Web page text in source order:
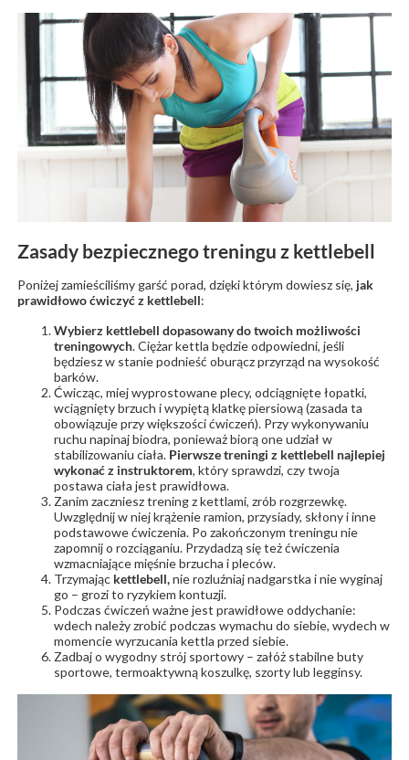
Zasady bezpiecznego treningu z kettlebell
Poniżej zamieściliśmy garść porad, dzięki którym dowiesz się, jak
prawidłowo ćwiczyć z kettlebell:
Wybierz kettlebell dopasowany do twoich możliwości
treningowych. Ciężar kettla będzie odpowiedni, jeśli
będziesz w stanie podnieść oburącz przyrząd na wysokość
barków.
Ćwicząc, miej wyprostowane plecy, odciągnięte łopatki,
wciągnięty brzuch i wypiętą klatkę piersiową (zasada ta
obowiązuje przy większości ćwiczeń). Przy wykonywaniu
ruchu napinaj biodra, ponieważ biorą one udział w
stabilizowaniu ciała. Pierwsze treningi z kettlebell najlepiej
wykonać z instruktorem, który sprawdzi, czy twoja
postawa ciała jest prawidłowa.
Zanim zaczniesz trening z kettlami, zrób rozgrzewkę.
Uwzględnij w niej krążenie ramion, przysiady, skłony i inne
podstawowe ćwiczenia. Po zakończonym treningu nie
zapomnij o rozciąganiu. Przydadzą się też ćwiczenia
wzmacniające mięśnie brzucha i pleców.
Trzymając kettlebell,nie rozluźniaj nadgarstka i nie wyginaj
go – grozi to ryzykiem kontuzji.
Podczas ćwiczeń ważne jest prawidłowe oddychanie:
wdech należy zrobić podczas wymachu do siebie, wydech w
momencie wyrzucania kettla przed siebie.
Zadbaj o wygodny strój sportowy – załóż stabilne buty
sportowe, termoaktywną koszulkę, szorty lub legginsy.